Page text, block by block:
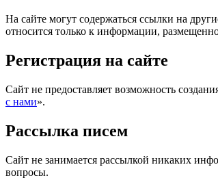
На сайте могут содержаться ссылки на
относится только к информации,
Регистрация на сайте
Сайт не предоставляет возможность
с нами».
Рассылка писем
Сайт не занимается рассылкой никаких
вопросы.